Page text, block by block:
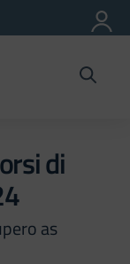
di
as